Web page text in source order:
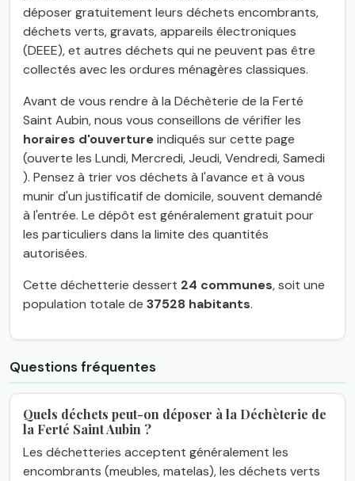
déposer gratuitement leurs déchets encombrants,
déchets verts, gravats, appareils électroniques
(DEEE), et autres déchets qui ne peuvent pas être
collectés avec les ordures ménagères classiques.
Avant de vous rendre à la Déchèterie de la Ferté
Saint Aubin, nous vous conseillons de vérifier les
horaires d'ouvertureindiqués sur cette page
(ouverte les Lundi, Mercredi, Jeudi, Vendredi, Samedi
). Pensez à trier vos déchets à l'avance et à vous
munir d'un justificatif de domicile, souvent demandé
à l'entrée. Le dépôt est généralement gratuit pour
les particuliers dans la limite des quantités
autorisées.
Cette déchetterie dessert 24 communes, soit une
population totale de 37528 habitants.
Questions fréquentes
Quels déchets peut-on déposer à la Déchèterie de
la Ferté Saint Aubin ?
Les déchetteries acceptent généralement les
encombrants (meubles, matelas), les déchets verts